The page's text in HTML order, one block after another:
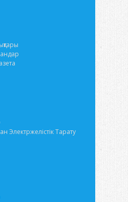
Электржелістік Тарату